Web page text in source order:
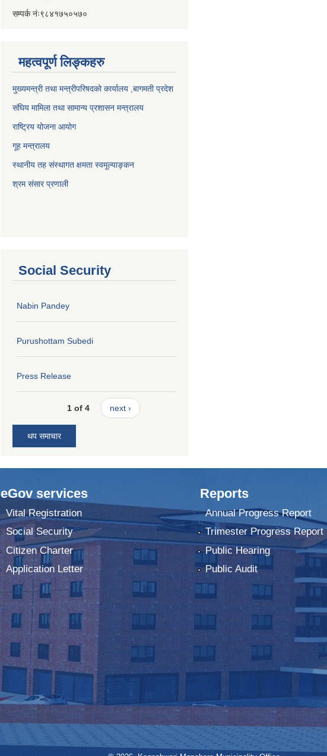
सम्पर्क नंः९८४१७५०५७०
महत्वपूर्ण लिङ्कहरु
मुख्यमन्त्री तथा मन्त्रीपरिषदको कार्यालय ,बागमती प्रदेश
संघिय मामिला तथा सामान्य प्रशासन मन्त्रालय
राष्ट्रिय योजना आयोग
गूह मन्त्रालय
स्थानीय तह संस्थागत क्षमता स्वमूल्याङ्कन
श्रम संसार प्रणाली
Social Security
Nabin Pandey
Purushottam Subedi
Press Release
1 of 4 next ›
थप समाचार
eGov services
Vital Registration
Social Security
Citizen Charter
Application Letter
Reports
Annual Progress Report
Trimester Progress Report
Public Hearing
Public Audit